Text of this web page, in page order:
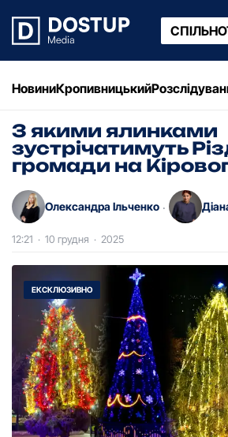
НовиниКропивницький
З якими ялинками
зустрічатимуть
громади на
Олександра Ільченко ·
12:21 · 10 грудня · 2025